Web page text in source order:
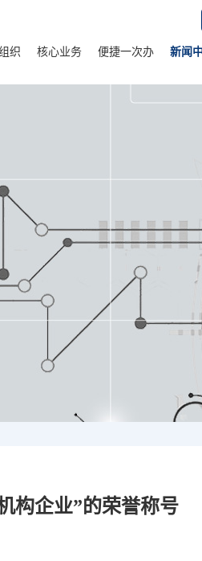
织 核心业务 便捷一次办 新闻
构企业”的荣誉称号